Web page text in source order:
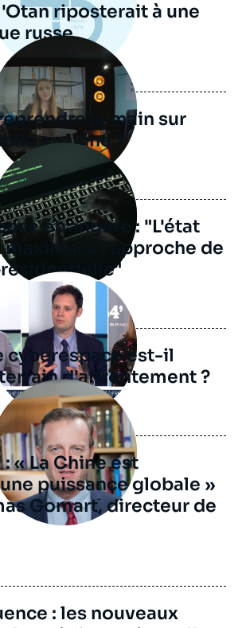
riposterait à une
russe
la main sur
en ligne ?
étrangère : "L'état
à l'approche de
cyberespace est-il
d'affrontement ?
: « La Chine est
puissance globale »
Gomart, directeur de
: les nouveaux